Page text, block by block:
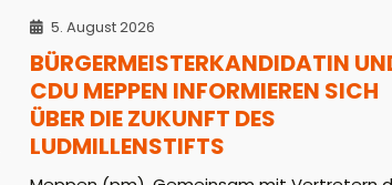
5. August 2026
BÜRGERMEISTERKANDIDATIN
CDU MEPPEN INFORMIEREN SICH
ÜBER DIE ZUKUNFT DES
LUDMILLENSTIFTS